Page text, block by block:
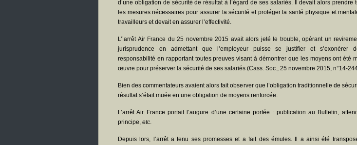
d’une obligation de sécurité de résultat à l’égard de ses salariés. Il devait alors prendre
les mesures nécessaires pour assurer la sécurité et protéger la santé physique et
travailleurs et devait en assurer l’effectivité.
L’’arrêt Air France du 25 novembre 2015 avait alors jeté le trouble, opérant un
jurisprudence en admettant que l’employeur puisse se justifier et s’exonérer
responsabilité en rapportant toutes preuves visant à démontrer que les moyens ont été
œuvre pour préserver la sécurité de ses salariés (Cass. Soc., 25 novembre 2015, n°14-
Bien des commentateurs avaient alors fait observer que l’obligation traditionnelle de
résultat s’était muée en une obligation de moyens renforcée.
L’arrêt Air France portait l’augure d’une certaine portée : publication au Bulletin,
principe, etc.
Depuis lors, l’arrêt a tenu ses promesses et a fait des émules. Il a ainsi été